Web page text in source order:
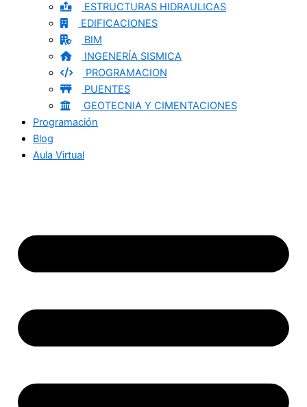
ESTRUCTURAS HIDRAULICAS
EDIFICACIONES
BIM
INGENERÍA SISMICA
PROGRAMACION
PUENTES
GEOTECNIA Y CIMENTACIONES
Programación
Blog
Aula Virtual